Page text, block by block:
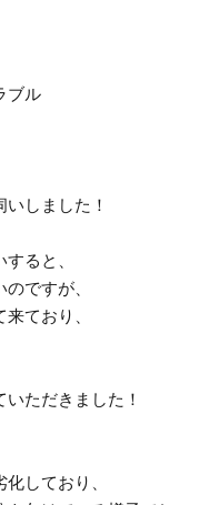
ブル
しました！
ると、
ですが、
ており、
ただきました！
しており、